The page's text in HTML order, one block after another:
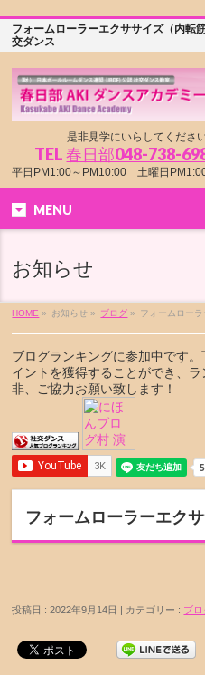
フォームローラーエクササイズ（内
交ダンス
是非見学にいらしてくださ
TEL春日部048-738-
平日PM1:00～PM10:00 土曜日
MENU
お知らせ
HOME » お知らせ » ブログ » フォームローラ
ブログランキングに参加中です
イントを獲得することができ、
非、ご協力お願い致します！
フォームローラーエク
投稿日 : 2022年9月14日 | カテゴリー : ブロ